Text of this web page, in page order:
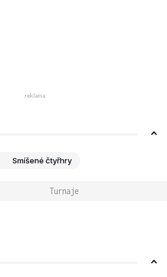
Smíšené čtyřhry
Turnaje